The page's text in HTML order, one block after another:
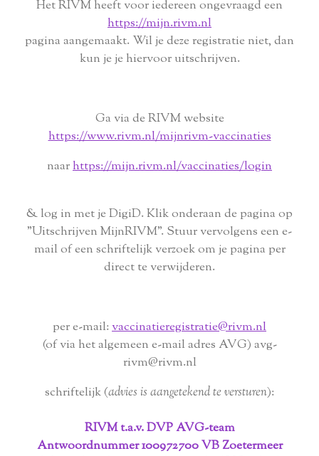
Het RIVM heeft voor iedereen ongevraagd een
https://mijn.rivm.nl
pagina aangemaakt. Wil je deze registratie niet, dan
kun je je hiervoor uitschrijven.
Ga via de RIVM website
https://www.rivm.nl/mijnrivm-vaccinaties
naarhttps://mijn.rivm.nl/vaccinaties/login
& log in met je DigiD. Klik onderaan de pagina op
"Uitschrijven MijnRIVM". Stuur vervolgens een e-
mail of een schriftelijk verzoek om je pagina per
direct te verwijderen.
per e-mail:vaccinatieregistratie@rivm.nl
(of via het algemeen e-mail adres AVG) avg-
rivm@rivm.nl
schriftelijk (advies is aangetekend te versturen):
RIVM t.a.v. DVP AVG-team
Antwoordnummer 100972700 VB Zoetermeer